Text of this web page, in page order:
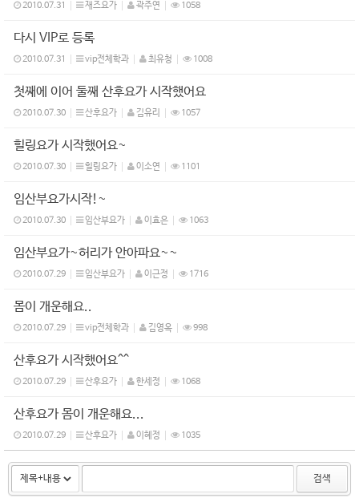
2010.07.31 재즈요가 곽주연 1058
다시 VIP로 등록
2010.07.31 vip전체학과 최유청 1008
첫째에 이어 둘째 산후요가 시작했어요
2010.07.30 산후요가 김유리 1057
힐링요가 시작했어요~
2010.07.30 힐링요가 이소연 1101
임산부요가시작!~
2010.07.30 임산부요가 이효은 1063
임산부요가~허리가 안아파요~~
2010.07.29 임산부요가 이근정 1716
몸이 개운해요..
2010.07.29 vip전체학과 김영옥 998
산후요가 시작했어요^^
2010.07.29 산후요가 한세정 1068
산후요가 몸이 개운해요...
2010.07.29 산후요가 이혜정 1035
검색